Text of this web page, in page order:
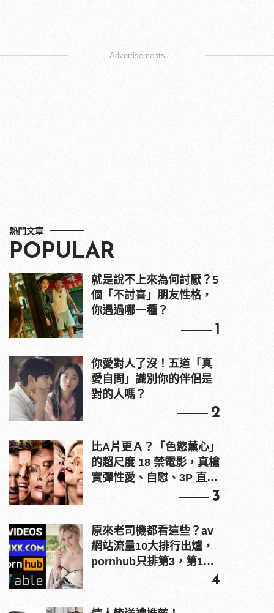
Advertisements
熱門文章
POPULAR
就是說不上來為何討厭？5
個「不討喜」朋友性格，
你遇過哪一種？
1
你愛對人了沒！五道「真
愛自問」識別你的伴侶是
對的人嗎？
2
比A片更Ａ？「色慾薰心」
的超尺度 18 禁電影，真槍
實彈性愛、自慰、3P 直接
3
原來老司機都看這些？av
網站流量10大排行出爐，
pornhub只排第3，第1名
4